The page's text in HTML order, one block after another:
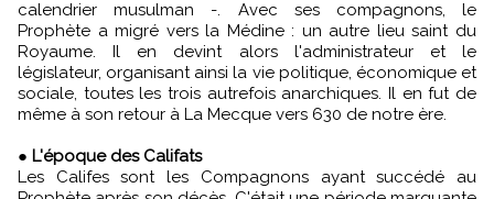
calendrier musulman -. Avec ses compagnons, le
Prophète a migré vers la Médine : un autre lieu saint du
Royaume. Il en devint alors l'administrateur et le
législateur, organisant ainsi la vie politique, économique et
sociale, toutes les trois autrefois anarchiques. Il en fut de
même à son retour à La Mecque vers 630 de notre ère.
● L'époque des Califats
Les Califes sont les Compagnons ayant succédé au